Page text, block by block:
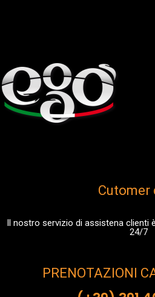
Cutomer
Il nostro servizio di assistena
24/7
PRENOTAZIONI